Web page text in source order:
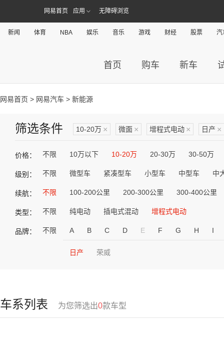
网易首页 应用 无障碍浏览
新闻 体育 NBA 娱乐 音乐 游戏 财经 股票 汽
首页 购车 新车
网易首页 > 网易汽车 > 新能源
筛选条件 10-20万 × 微面 × 增程式电动 × 日产 ×
价格： 不限 10万以下 10-20万 20-30万 30-50万
级别： 不限 微型车 紧凑型车 小型车 中型车 中
续航： 不限 100-200公里 200-300公里 300-400公里
类型： 不限 纯电动 插电式混动 增程式电动
品牌： 不限 A B C D E F G H I
日产 荣威
车系列表 为您筛选出0款车型